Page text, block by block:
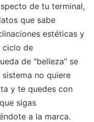
de tu terminal,
que sabe
estéticas y
ciclo de
de "belleza" se
no quiere
y te quedes con
sigas
a la marca.